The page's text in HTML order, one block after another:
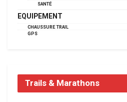
SANTÉ
EQUIPEMENT
CHAUSSURE TRAIL
GPS
Trails & Marathons